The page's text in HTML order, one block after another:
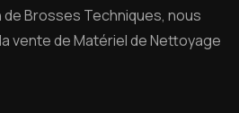
de Brosses Techniques, nous
vente de Matériel de Nettoyage